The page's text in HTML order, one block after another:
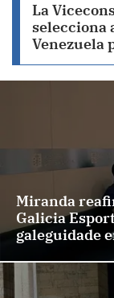
La
selecciona
Venezuela
Miranda
Galicia
galeguidade